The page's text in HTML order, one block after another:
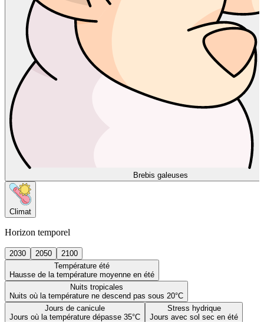
Brebis galeuses
Climat
Horizon temporel
2030 2050
2100
Température été
Hausse de la température moyenne en été
Nuits tropicales
Nuits où la température ne descend pas sous 20°C
Jours de canicule
Jours où la température dépasse 35°C
Stress hydrique
Jours avec sol sec en été